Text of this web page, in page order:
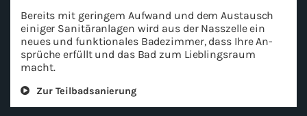
Be­reits mit ge­rin­gem Auf­wand und dem Aus­tausch
ei­ni­ger Sa­ni­tär­an­la­gen wird aus der Nass­zel­le ein
neues und funk­tio­na­les Ba­de­zim­mer, dass Ihre An­
sprü­che er­füllt und das Bad zum Lieb­lings­raum
macht.
Zur Teil­bad­sa­nie­rung